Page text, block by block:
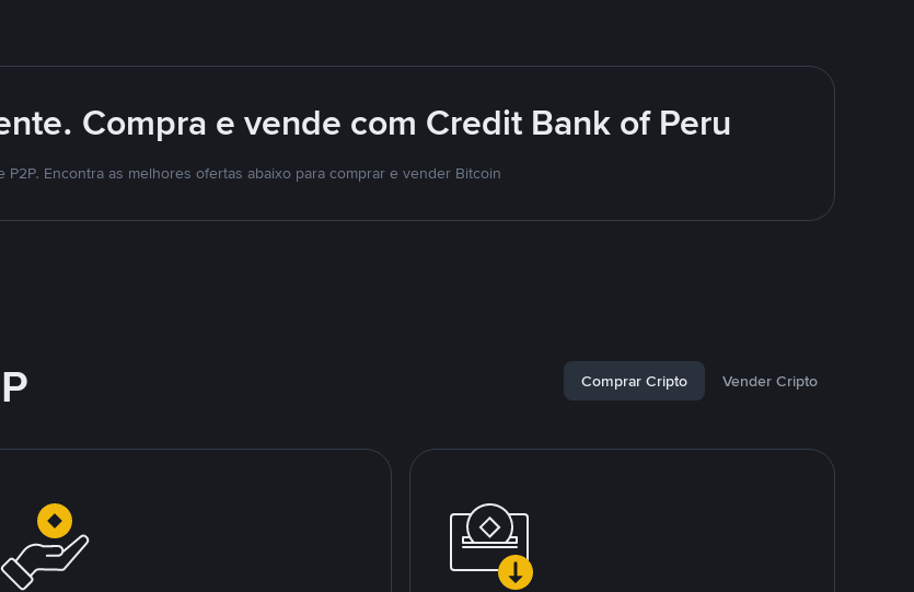
Compra e vende com Credit Bank of Peru
P2P. Encontra as melhores ofertas abaixo para comprar e vender Bitcoin
Comprar Cripto Vender Cripto